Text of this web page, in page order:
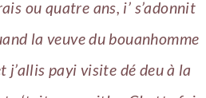
ou quatre ans, i’ s’adonnit
la veuve du bouanhomme
j’allis payi visite dé deu à la